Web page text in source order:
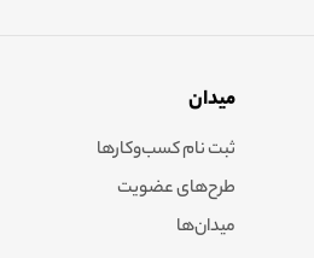
میدان
ثبت نام کسب‌وکارها
طرح‌های عضویت
میدان‌ها